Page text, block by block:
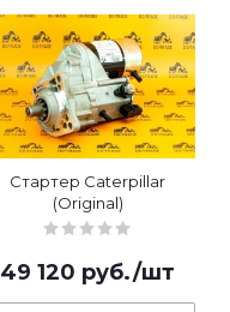
Стартер Caterpillar
(Original)
49 120 руб./шт